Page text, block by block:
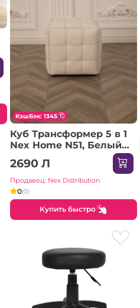
КэшБэк: 1345
Куб Трансформер 5 в 1
Nex Home N51, Белый
Teddy
2690 Л
Продавец: Nex Distribution
0(0)
Купить быстро